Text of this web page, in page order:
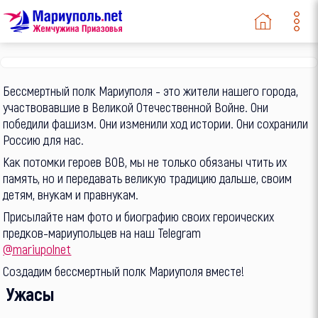
Бессмертный полк Мариуполя - это жители нашего города,
участвовавшие в Великой Отечественной Войне. Они
победили фашизм. Они изменили ход истории. Они сохранили
Россию для нас.
Как потомки героев ВОВ, мы не только обязаны чтить их
память, но и передавать великую традицию дальше, своим
детям, внукам и правнукам.
Присылайте нам фото и биографию своих героических
предков-мариупольцев на наш Telegram
@mariupolnet
Создадим бессмертный полк Мариуполя вместе!
Ужасы